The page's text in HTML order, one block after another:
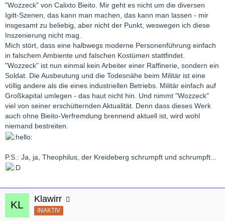
"Wozzeck" von Calixto Bieito. Mir geht es nicht um die diversen
Igitt-Szenen, das kann man machen, das kann man lassen - mir
insgesamt zu beliebig, aber nicht der Punkt, weswegen ich diese
Inszenierung nicht mag.
Mich stört, dass eine halbwegs moderne Personenführung einfach
in falschem Ambiente und falschen Kostümen stattfindet.
"Wozzeck" ist nun einmal kein Arbeiter einer Raffinerie, sondern ein
Soldat. Die Ausbeutung und die Todesnähe beim Militär ist eine
völlig andere als die eines industriellen Betriebs. Militär einfach auf
Großkapital umlegen - das haut nicht hin. Und nimmt "Wozzeck"
viel von seiner erschütternden Aktualität. Denn dass dieses Werk
auch ohne Bieito-Verfremdung brennend aktuell ist, wird wohl
niemand bestreiten.
P.S.: Ja, ja, Theophilus, der Kreideberg schrumpft und schrumpft...
Klawirr
INAKTIV